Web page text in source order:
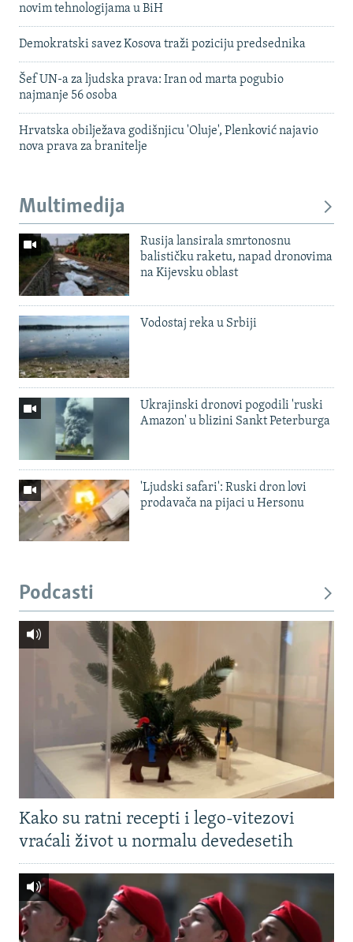
novim tehnologijama u BiH
Demokratski savez Kosova traži poziciju predsednika
Šef UN-a za ljudska prava: Iran od marta pogubio
najmanje 56 osoba
Hrvatska obilježava godišnjicu 'Oluje', Plenković najavio
nova prava za branitelje
Multimedija
Rusija lansirala smrtonosnu
balističku raketu, napad dronovima
na Kijevsku oblast
Vodostaj reka u Srbiji
Ukrajinski dronovi pogodili 'ruski
Amazon' u blizini Sankt Peterburga
'Ljudski safari': Ruski dron lovi
prodavača na pijaci u Hersonu
Podcasti
Kako su ratni recepti i lego-vitezovi
vraćali život u normalu devedesetih